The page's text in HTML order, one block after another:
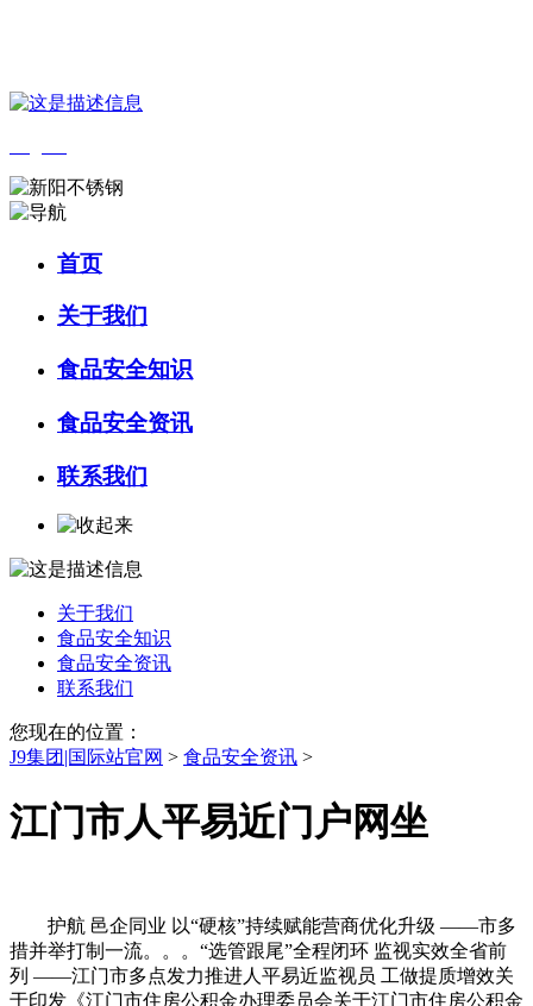
首页
关于我们
食品安全知识
食品安全资讯
联系我们
关于我们
食品安全知识
食品安全资讯
联系我们
您现在的位置：
J9集团|国际站官网 > 食品安全资讯 >
江门市人平易近门户网坐
护航 邑企同业 以“硬核”持续赋能营商优化升级 ——市多
措并举打制一流。。。“选管跟尾”全程闭环 监视实效全省前
列 ——江门市多点发力推进人平易近监视员 工做提质增效关
于印发《江门市住房公积金办理委员会关于江门市住房公积金